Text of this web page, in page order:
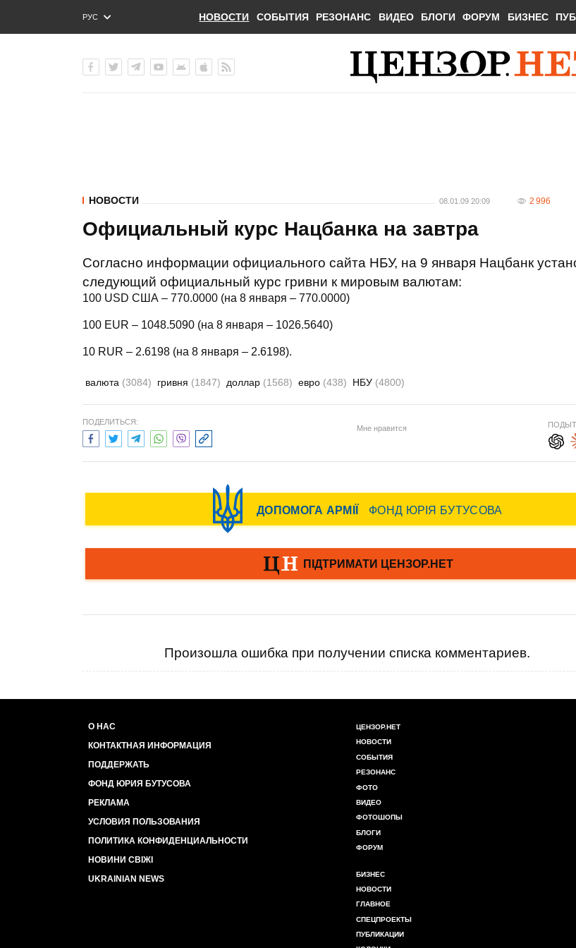
РУС
ENG
НОВОСТИ СОБЫТИЯ РЕЗОНАНС ВИДЕО БЛОГИ ФОРУМ БИЗНЕС
НОВОСТИ 08.01.09 20:09 2 996
Официальный курс Нацбанка на завтра
Согласно информации официального сайта НБУ, на 9 января Нацбанк
следующий официальный курс гривни к мировым валютам:
100 USD США – 770.0000 (на 8 января – 770.0000)
100 EUR – 1048.5090 (на 8 января – 1026.5640)
10 RUR – 2.6198 (на 8 января – 2.6198).
валюта (3084) гривня (1847) доллар (1568) евро (438) НБУ (4800)
ПОДЕЛИТЬСЯ:
Мне нравится
Произошла ошибка при получении списка комментариев.
О НАС
КОНТАКТНАЯ ИНФОРМАЦИЯ
ПОДДЕРЖАТЬ
ФОНД ЮРИЯ БУТУСОВА
РЕКЛАМА
УСЛОВИЯ ПОЛЬЗОВАНИЯ
ПОЛИТИКА КОНФИДЕНЦИАЛЬНОСТИ
НОВИНИ СВІЖІ
UKRAINIAN NEWS
ЦЕНЗОР.НЕТ
НОВОСТИ
СОБЫТИЯ
РЕЗОНАНС
ФОТО
ВИДЕО
ФОТОШОПЫ
БЛОГИ
ФОРУМ
БИЗНЕС
НОВОСТИ
ГЛАВНОЕ
СПЕЦПРОЕКТЫ
ПУБЛИКАЦИИ